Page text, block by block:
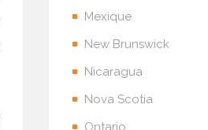
Mexique
New Brunswick
Nicaragua
Nova Scotia
Ontario